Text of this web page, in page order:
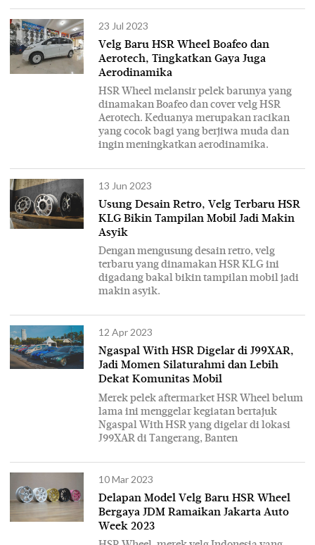
23 Jul 2023
Velg Baru HSR Wheel Boafeo dan
Aerotech, Tingkatkan Gaya Juga
Aerodinamika
HSR Wheel melansir pelek barunya yang
dinamakan Boafeo dan cover velg HSR
Aerotech. Keduanya merupakan racikan
yang cocok bagi yang berjiwa muda dan
ingin meningkatkan aerodinamika.
13 Jun 2023
Usung Desain Retro, Velg Terbaru HSR
KLG Bikin Tampilan Mobil Jadi Makin
Asyik
Dengan mengusung desain retro, velg
terbaru yang dinamakan HSR KLG ini
digadang bakal bikin tampilan mobil jadi
makin asyik.
12 Apr 2023
Ngaspal With HSR Digelar di J99XAR,
Jadi Momen Silaturahmi dan Lebih
Dekat Komunitas Mobil
Merek pelek aftermarket HSR Wheel belum
lama ini menggelar kegiatan bertajuk
Ngaspal With HSR yang digelar di lokasi
J99XAR di Tangerang, Banten
10 Mar 2023
Delapan Model Velg Baru HSR Wheel
Bergaya JDM Ramaikan Jakarta Auto
Week 2023